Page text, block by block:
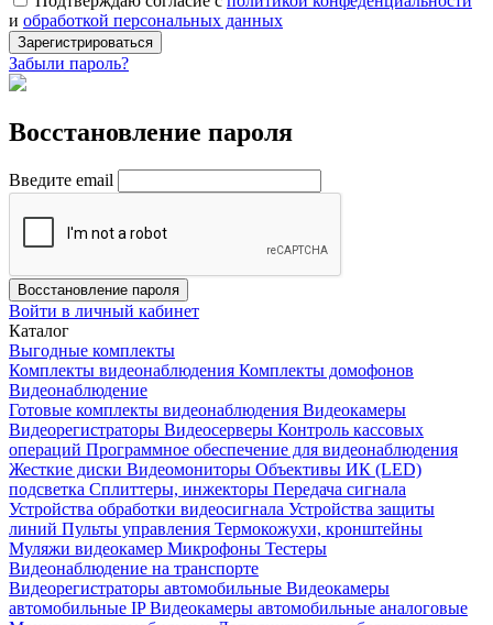
и обработкой персональных данных
Зарегистрироваться
Забыли пароль?
Восстановление пароля
Введите email
Восстановление пароля
Войти в личный кабинет
Каталог
Выгодные комплекты
Комплекты видеонаблюдения Комплекты домофонов
Видеонаблюдение
Готовые комплекты видеонаблюдения Видеокамеры
Видеорегистраторы Видеосерверы Контроль кассовых
операций Программное обеспечение для видеонаблюдения
Жесткие диски Видеомониторы Объективы ИК (LED)
подсветка Сплиттеры, инжекторы Передача сигнала
Устройства обработки видеосигнала Устройства защиты
линий Пульты управления Термокожухи, кронштейны
Муляжи видеокамер Микрофоны Тестеры
Видеонаблюдение на транспорте
Видеорегистраторы автомобильные Видеокамеры
автомобильные IPВидеокамеры автомобильные аналоговые